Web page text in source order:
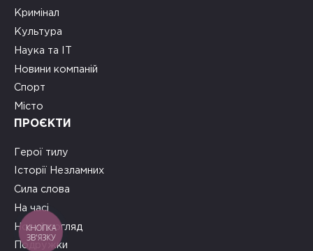
Кримінал
Культура
Наука та ІТ
Новини компаній
Спорт
Місто
ПРОЄКТИ
Герої тилу
Історії Незламних
Сила слова
На часі
Новий погляд
Подружки
КНОПКА
ЗВ'ЯЗКУ